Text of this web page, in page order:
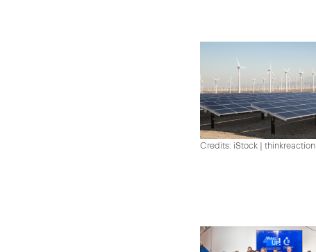
Credits: iStock | thinkreaction